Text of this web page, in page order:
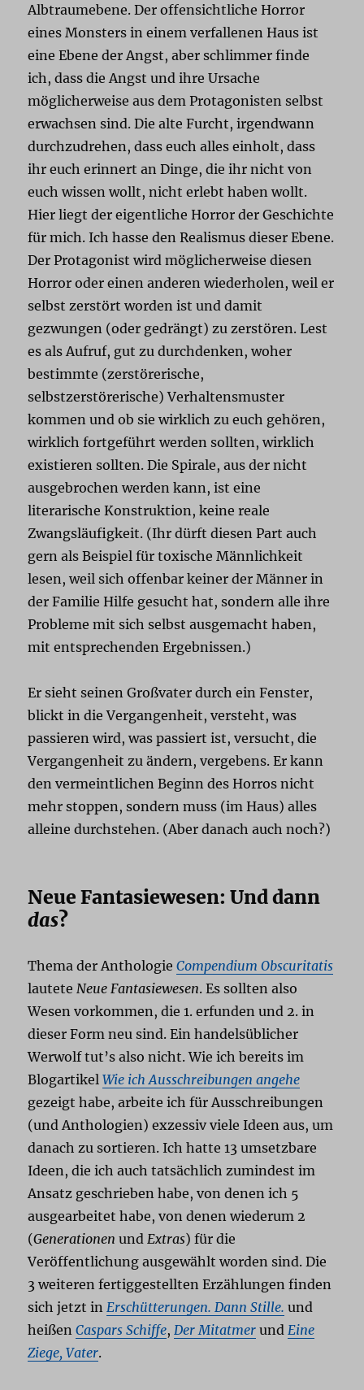
Albtraumebene. Der offensichtliche Horror
eines Monsters in einem verfallenen Haus ist
eine Ebene der Angst, aber schlimmer finde
ich, dass die Angst und ihre Ursache
möglicherweise aus dem Protagonisten selbst
erwachsen sind. Die alte Furcht, irgendwann
durchzudrehen, dass euch alles einholt, dass
ihr euch erinnert an Dinge, die ihr nicht von
euch wissen wollt, nicht erlebt haben wollt.
Hier liegt der eigentliche Horror der Geschichte
für mich. Ich hasse den Realismus dieser Ebene.
Der Protagonist wird möglicherweise diesen
Horror oder einen anderen wiederholen, weil er
selbst zerstört worden ist und damit
gezwungen (oder gedrängt) zu zerstören. Lest
es als Aufruf, gut zu durchdenken, woher
bestimmte (zerstörerische,
selbstzerstörerische) Verhaltensmuster
kommen und ob sie wirklich zu euch gehören,
wirklich fortgeführt werden sollten, wirklich
existieren sollten. Die Spirale, aus der nicht
ausgebrochen werden kann, ist eine
literarische Konstruktion, keine reale
Zwangsläufigkeit. (Ihr dürft diesen Part auch
gern als Beispiel für toxische Männlichkeit
lesen, weil sich offenbar keiner der Männer in
der Familie Hilfe gesucht hat, sondern alle ihre
Probleme mit sich selbst ausgemacht haben,
mit entsprechenden Ergebnissen.)
Er sieht seinen Großvater durch ein Fenster,
blickt in die Vergangenheit, versteht, was
passieren wird, was passiert ist, versucht, die
Vergangenheit zu ändern, vergebens. Er kann
den vermeintlichen Beginn des Horros nicht
mehr stoppen, sondern muss (im Haus) alles
alleine durchstehen. (Aber danach auch noch?)
Neue Fantasiewesen: Und dann
das?
Thema der AnthologieCompendium Obscuritatis
lautete Neue Fantasiewesen. Es sollten also
Wesen vorkommen, die 1. erfunden und 2. in
dieser Form neu sind. Ein handelsüblicher
Werwolf tut’s also nicht. Wie ich bereits im
BlogartikelWie ich Ausschreibungen angehe
gezeigt habe, arbeite ich für Ausschreibungen
(und Anthologien) exzessiv viele Ideen aus, um
danach zu sortieren. Ich hatte 13 umsetzbare
Ideen, die ich auch tatsächlich zumindest im
Ansatz geschrieben habe, von denen ich 5
ausgearbeitet habe, von denen wiederum 2
(Generationen und Extras) für die
Veröffentlichung ausgewählt worden sind. Die
3 weiteren fertiggestellten Erzählungen finden
sich jetzt in Erschütterungen. Dann Stille. und
heißenCaspars Schiffe, Der Mitatmer und Eine
Ziege, Vater.